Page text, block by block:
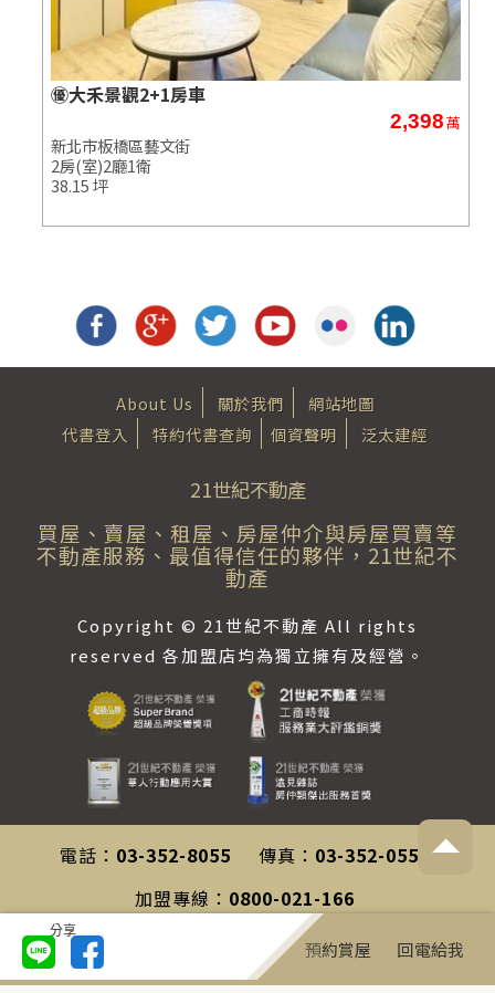
㊝大禾景觀2+1房車
2,398萬
新北市板橋區藝文街
2房(室)2廳1衛
38.15 坪
分享
預約賞屋 回電給我
About Us 關於我們
網站地圖
代書登入
特約代書查詢 個資聲明 泛太建經
21世紀不動產
買屋、賣屋、租屋、房屋仲介與房屋買賣等
不動產服務、最值得信任的夥伴，21世紀不
動產
Copyright © 21世紀不動產 All rights
reserved 各加盟店均為獨立擁有及經營。
電話： 03-352-8055 傳真： 03-352-0558
加盟專線： 0800-021-166
0800-212-196
聯絡信箱：service@century21.com.tw